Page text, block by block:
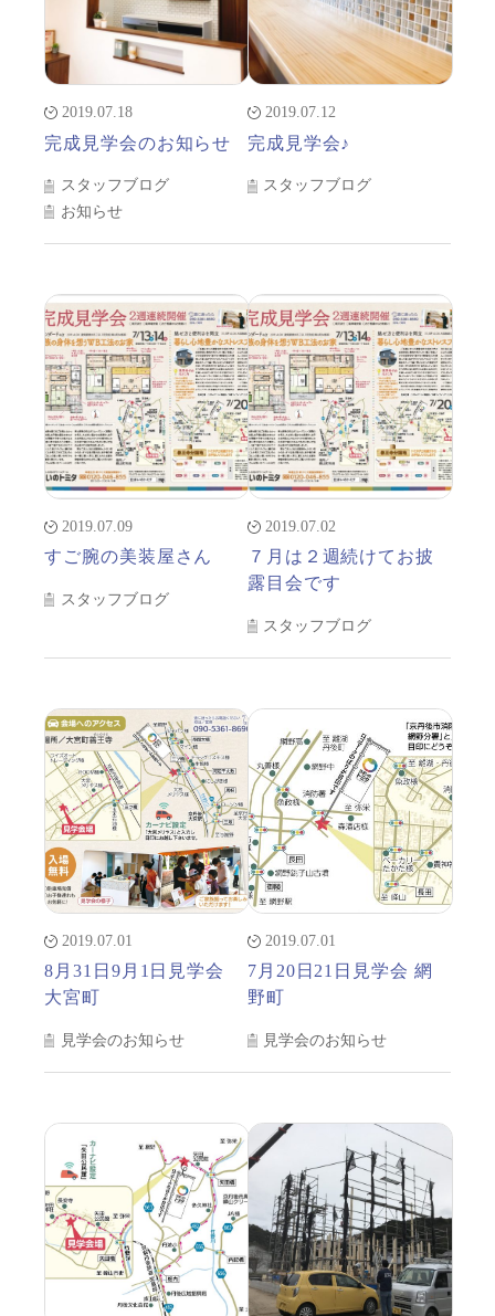
2019.07.18
完成見学会のお知らせ
スタッフブログ
お知らせ
2019.07.12
完成見学会♪
スタッフブログ
2019.07.09
すご腕の美装屋さん
スタッフブログ
2019.07.02
７月は２週続けてお披
露目会です
スタッフブログ
2019.07.01
8月31日9月1日見学会
大宮町
見学会のお知らせ
2019.07.01
7月20日21日見学会 網
野町
見学会のお知らせ